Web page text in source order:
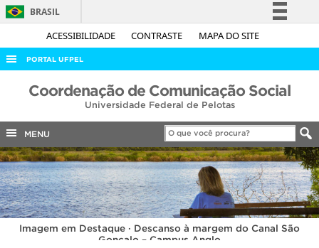
ACESSIBILIDADE CONTRASTE MAPA DO SITE
BRASIL
Simplifique!
Acesso à informação
Legislação
Canais
PORTAL UFPEL
ACESSO À INFORMAÇÃO
COBALTO
CONCURSOS
EDITAIS
INTERNACIONAL
OUVIDORIA
Coordenação de Comunicação Social
Universidade Federal de Pelotas
MENU
Imagem em Destaque · Descanso à margem do Canal São
Gonçalo – Campus Anglo